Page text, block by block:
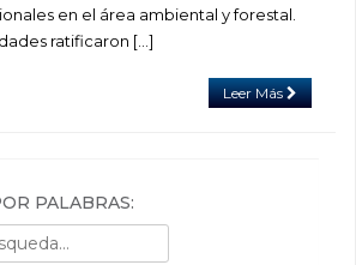
en el área ambiental y forestal.
ratificaron […]
Leer Más
PALABRAS: